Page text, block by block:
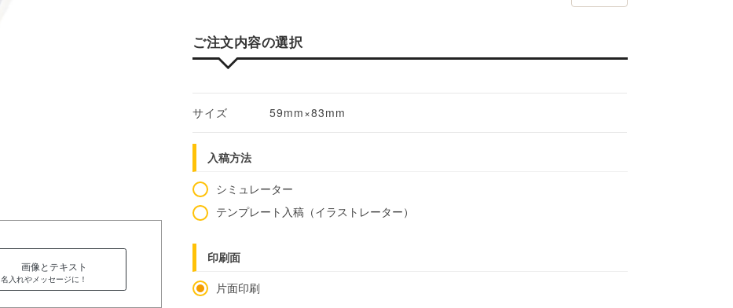
画像とテキスト
名入れやメッセージに！
ご注文内容の選択
サイズ 59mm×83mm
入稿方法
シミュレーター
テンプレート入稿（イラストレーター）
印刷面
片面印刷